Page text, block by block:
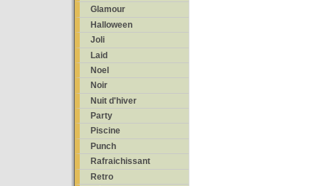
Glamour
Halloween
Joli
Laid
Noel
Noir
Nuit d'hiver
Party
Piscine
Punch
Rafraichissant
Retro